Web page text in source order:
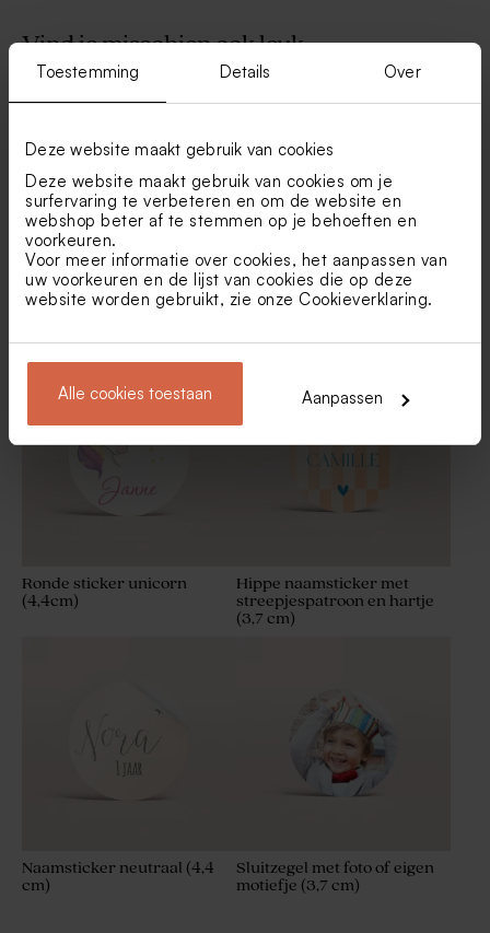
Toestemming Details Over
Deze website maakt gebruik van cookies
Deze website maakt gebruik van cookies om je
surfervaring te verbeteren en om de website en
webshop beter af te stemmen op je behoeften en
voorkeuren.
Voor meer informatie over cookies, het aanpassen van
uw voorkeuren en de lijst van cookies die op deze
website worden gebruikt, zie onze Cookieverklaring.
Alle cookies toestaan Aanpassen
De Bock lentilles
pastelkleuren 1kg (± 1120
en zure vulling - 125gr (± 96
Vind je misschien ook leuk
Ronde sticker unicorn
(4,4cm)
Hippe naamsticker met
streepjespatroon en hartje
(3,7 cm)
Naamsticker neutraal (4,4
cm)
Sluitzegel met foto of eigen
motiefje (3,7 cm)